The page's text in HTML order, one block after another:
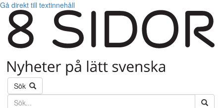
Gå direkt till textinnehåll
Sök
Söktext